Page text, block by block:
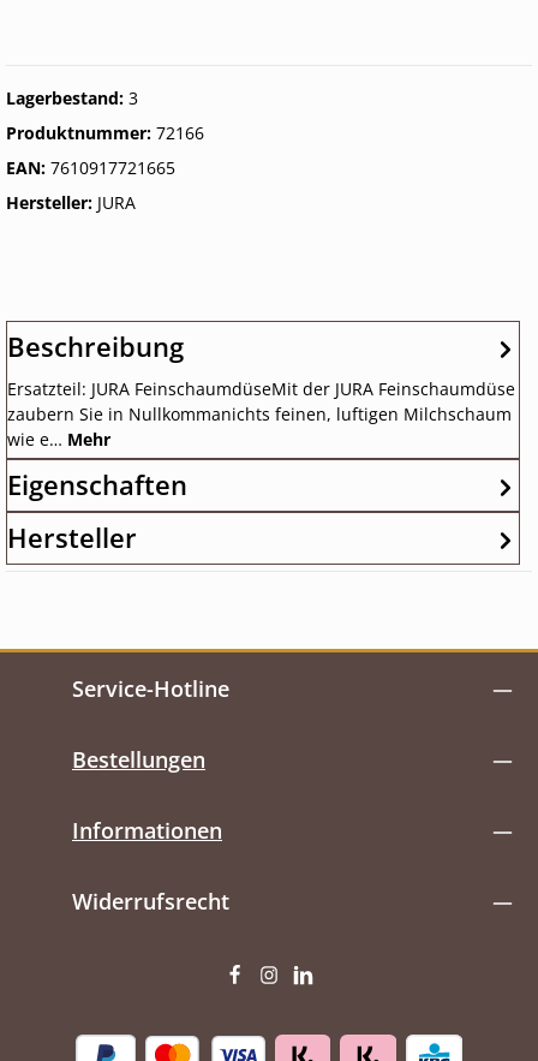
Lagerbestand: 3
Produktnummer: 72166
EAN: 7610917721665
Hersteller: JURA
Beschreibung
Ersatzteil: JURA FeinschaumdüseMit der JURA Feinschaumdüse
zaubern Sie in Nullkommanichts feinen, luftigen Milchschaum
wie e… Mehr
Eigenschaften
Hersteller
Service-Hotline
Bestellungen
Informationen
Widerrufsrecht